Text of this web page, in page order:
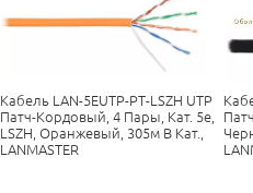
Кабель LAN-5EUTP-PT-LSZH UTP
Патч-Кордовый, 4 Пары, Кат. 5e,
LSZH, Оранжевый, 305м В Кат.,
LANMASTER